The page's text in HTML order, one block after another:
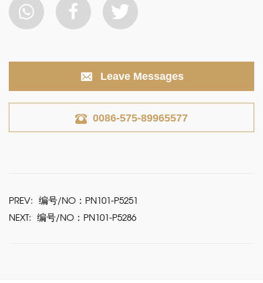
Leave Messages
0086-575-89965577
PREV: 编号/NO：PN101-P5251
NEXT: 编号/NO：PN101-P5286